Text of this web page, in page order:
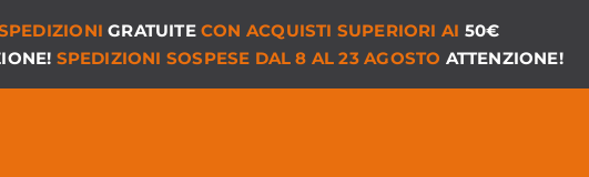
GRATUITECON ACQUISTI SUPERIORI AI 50€
SPEDIZIONI SOSPESE DAL 8 AL 23 AGOSTO ATTENZIONE!